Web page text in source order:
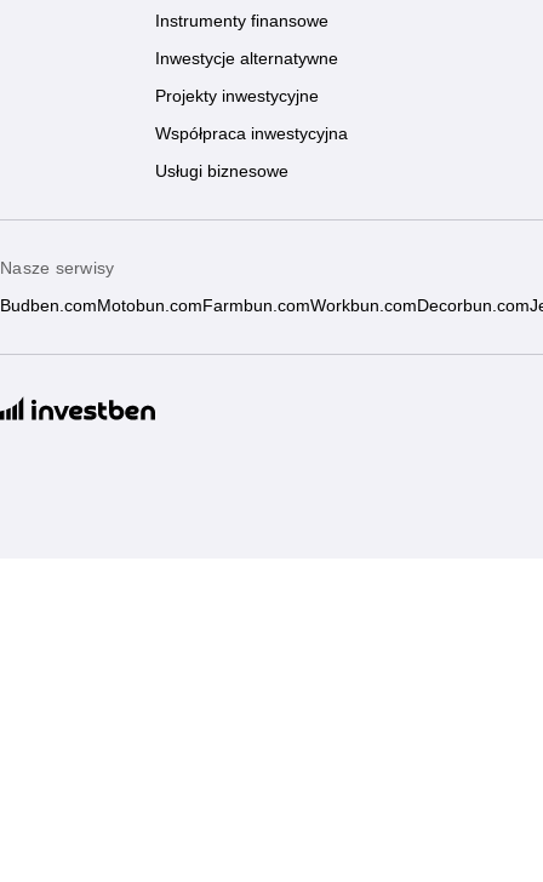
Instrumenty finansowe
Inwestycje alternatywne
Projekty inwestycyjne
Współpraca inwestycyjna
Usługi biznesowe
Nasze serwisy
Budben.com Motobun.com Farmbun.comWorkbun.com Decorbun.com